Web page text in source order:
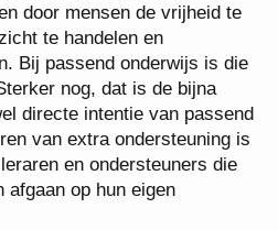
door mensen de vrijheid te
te handelen en
Bij passend onderwijs is die
nog, dat is de bijna
directe intentie van passend
van extra ondersteuning is
en ondersteuners die
afgaan op hun eigen